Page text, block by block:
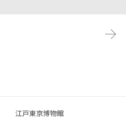
江戸東京博物館